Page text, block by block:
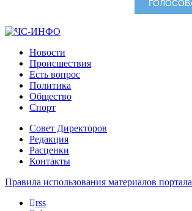
Новости
Происшествия
Есть вопрос
Политика
Общество
Спорт
Совет Директоров
Редакция
Расценки
Контакты
Правила использования материалов портала
rss